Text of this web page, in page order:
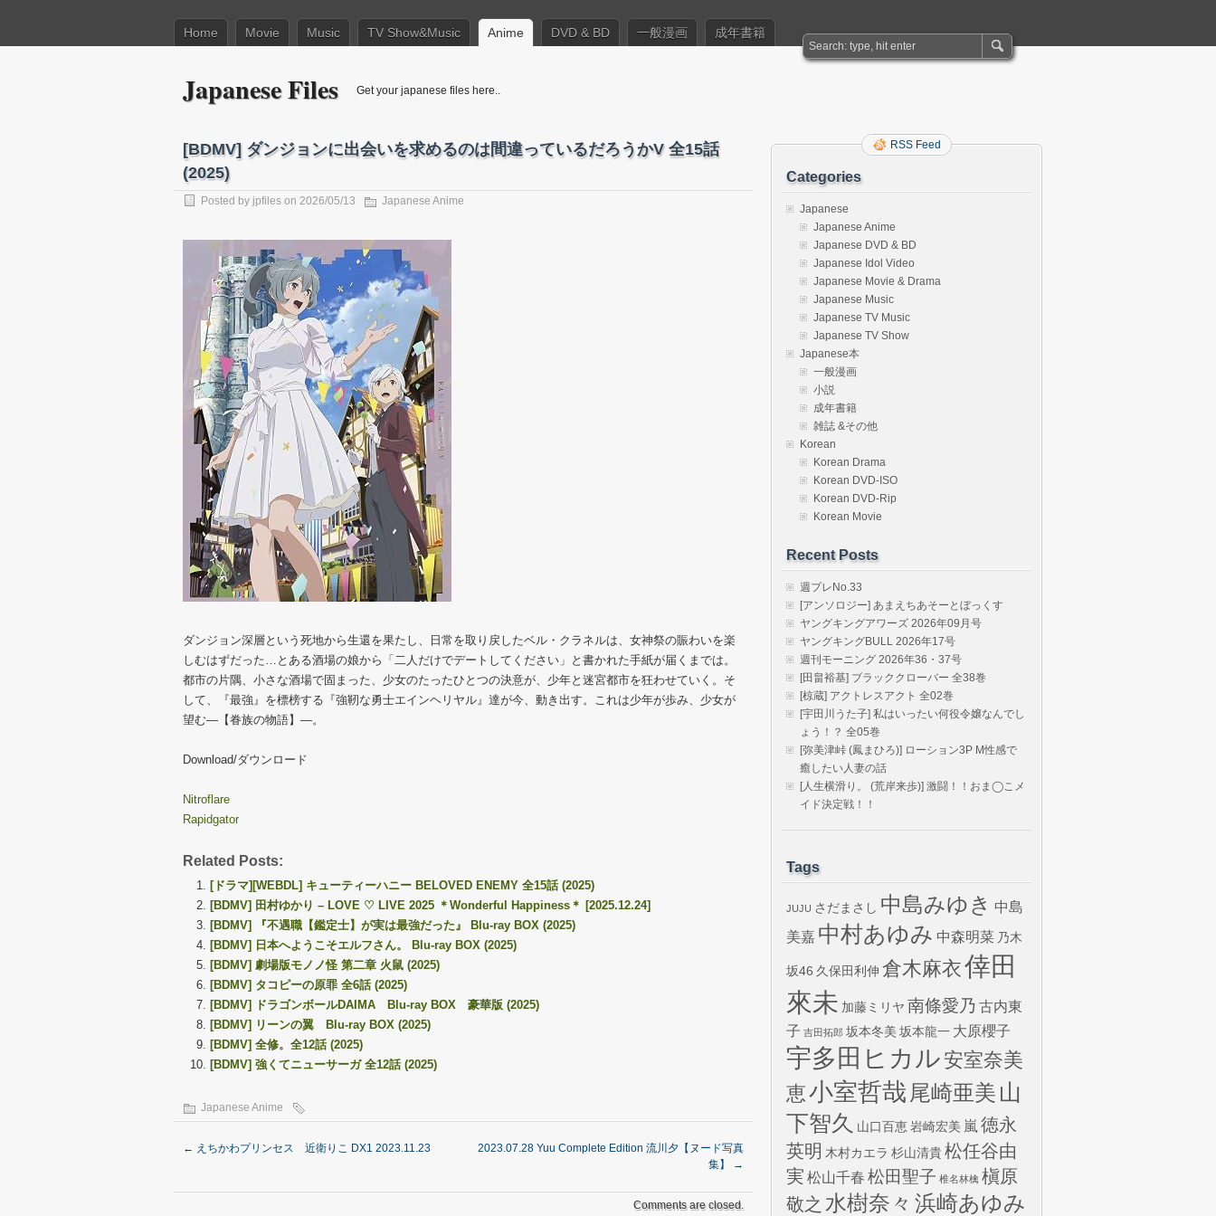
Home Movie Music TV Show&Music Anime DVD & BD 一般漫画 成年書籍
Japanese Files Get your japanese files here..
[BDMV] ダンジョンに出会いを求めるのは間違っているだろうかV 全15話
(2025)
Posted by jpfiles on 2026/05/13 Japanese Anime
ダンジョン深層という死地から生還を果たし、日常を取り戻したベル・クラネルは、女神祭の賑わいを楽
しむはずだった…とある酒場の娘から「二人だけでデートしてください」と書かれた手紙が届くまでは。
都市の片隅、小さな酒場で固まった、少女のたったひとつの決意が、少年と迷宮都市を狂わせていく。そ
して、『最強』を標榜する『強靭な勇士エインヘリヤル』達が今、動き出す。これは少年が歩み、少女が
望む―【眷族の物語】―。
Download/ダウンロード
Nitroflare
Rapidgator
Related Posts:
[ドラマ][WEBDL] キューティーハニー BELOVED ENEMY 全15話 (2025)
[BDMV] 田村ゆかり – LOVE ♡ LIVE 2025 ＊Wonderful Happiness＊ [2025.12.24]
[BDMV] 『不遇職【鑑定士】が実は最強だった』 Blu-ray BOX (2025)
[BDMV] 日本へようこそエルフさん。 Blu-ray BOX (2025)
[BDMV] 劇場版モノノ怪 第二章 火鼠 (2025)
[BDMV] タコピーの原罪 全6話 (2025)
[BDMV] ドラゴンボールDAIMA Blu-ray BOX 豪華版 (2025)
[BDMV] リーンの翼 Blu-ray BOX (2025)
[BDMV] 全修。全12話 (2025)
[BDMV] 強くてニューサーガ 全12話 (2025)
Japanese Anime
← えちかわプリンセス 近衛りこ DX1 2023.11.23
2023.07.28 Yuu Complete Edition 流川夕【ヌード写真
集】
→
Comments are closed.
RSS Feed
Categories
Japanese
Japanese Anime
Japanese DVD & BD
Japanese Idol Video
Japanese Movie & Drama
Japanese Music
Japanese TV Music
Japanese TV Show
Japanese本
一般漫画
小説
成年書籍
雑誌 &その他
Korean
Korean Drama
Korean DVD-ISO
Korean DVD-Rip
Korean Movie
Recent Posts
週プレNo.33
[アンソロジー] あまえちあそーとぼっくす
ヤングキングアワーズ 2026年09月号
ヤングキングBULL 2026年17号
週刊モーニング 2026年36・37号
[田畠裕基] ブラッククローバー 全38巻
[椋蔵] アクトレスアクト 全02巻
[宇田川うた子] 私はいったい何役令嬢なんでし
ょう！？ 全05巻
[弥美津峠 (鳳まひろ)] ローション3P M性感で
癒したい人妻の話
[人生横滑り。 (荒岸来歩)] 激闘！！おま◯こメ
イド決定戦！！
Tags
JUJU さだまさし 中島みゆき 中島
美嘉 中村あゆみ 中森明菜 乃木
坂46 久保田利伸 倉木麻衣倖田
來未 加藤ミリヤ 南條愛乃 古内東
子 吉田拓郎 坂本冬美 坂本龍一 大原櫻子
宇多田ヒカル安室奈美
恵小室哲哉 尾崎亜美 山
下智久 山口百恵岩崎宏美 嵐 徳永
英明 木村カエラ 杉山清貴松任谷由
実 松山千春 松田聖子 椎名林檎 槇原
敬之 水樹奈々 浜崎あゆみ